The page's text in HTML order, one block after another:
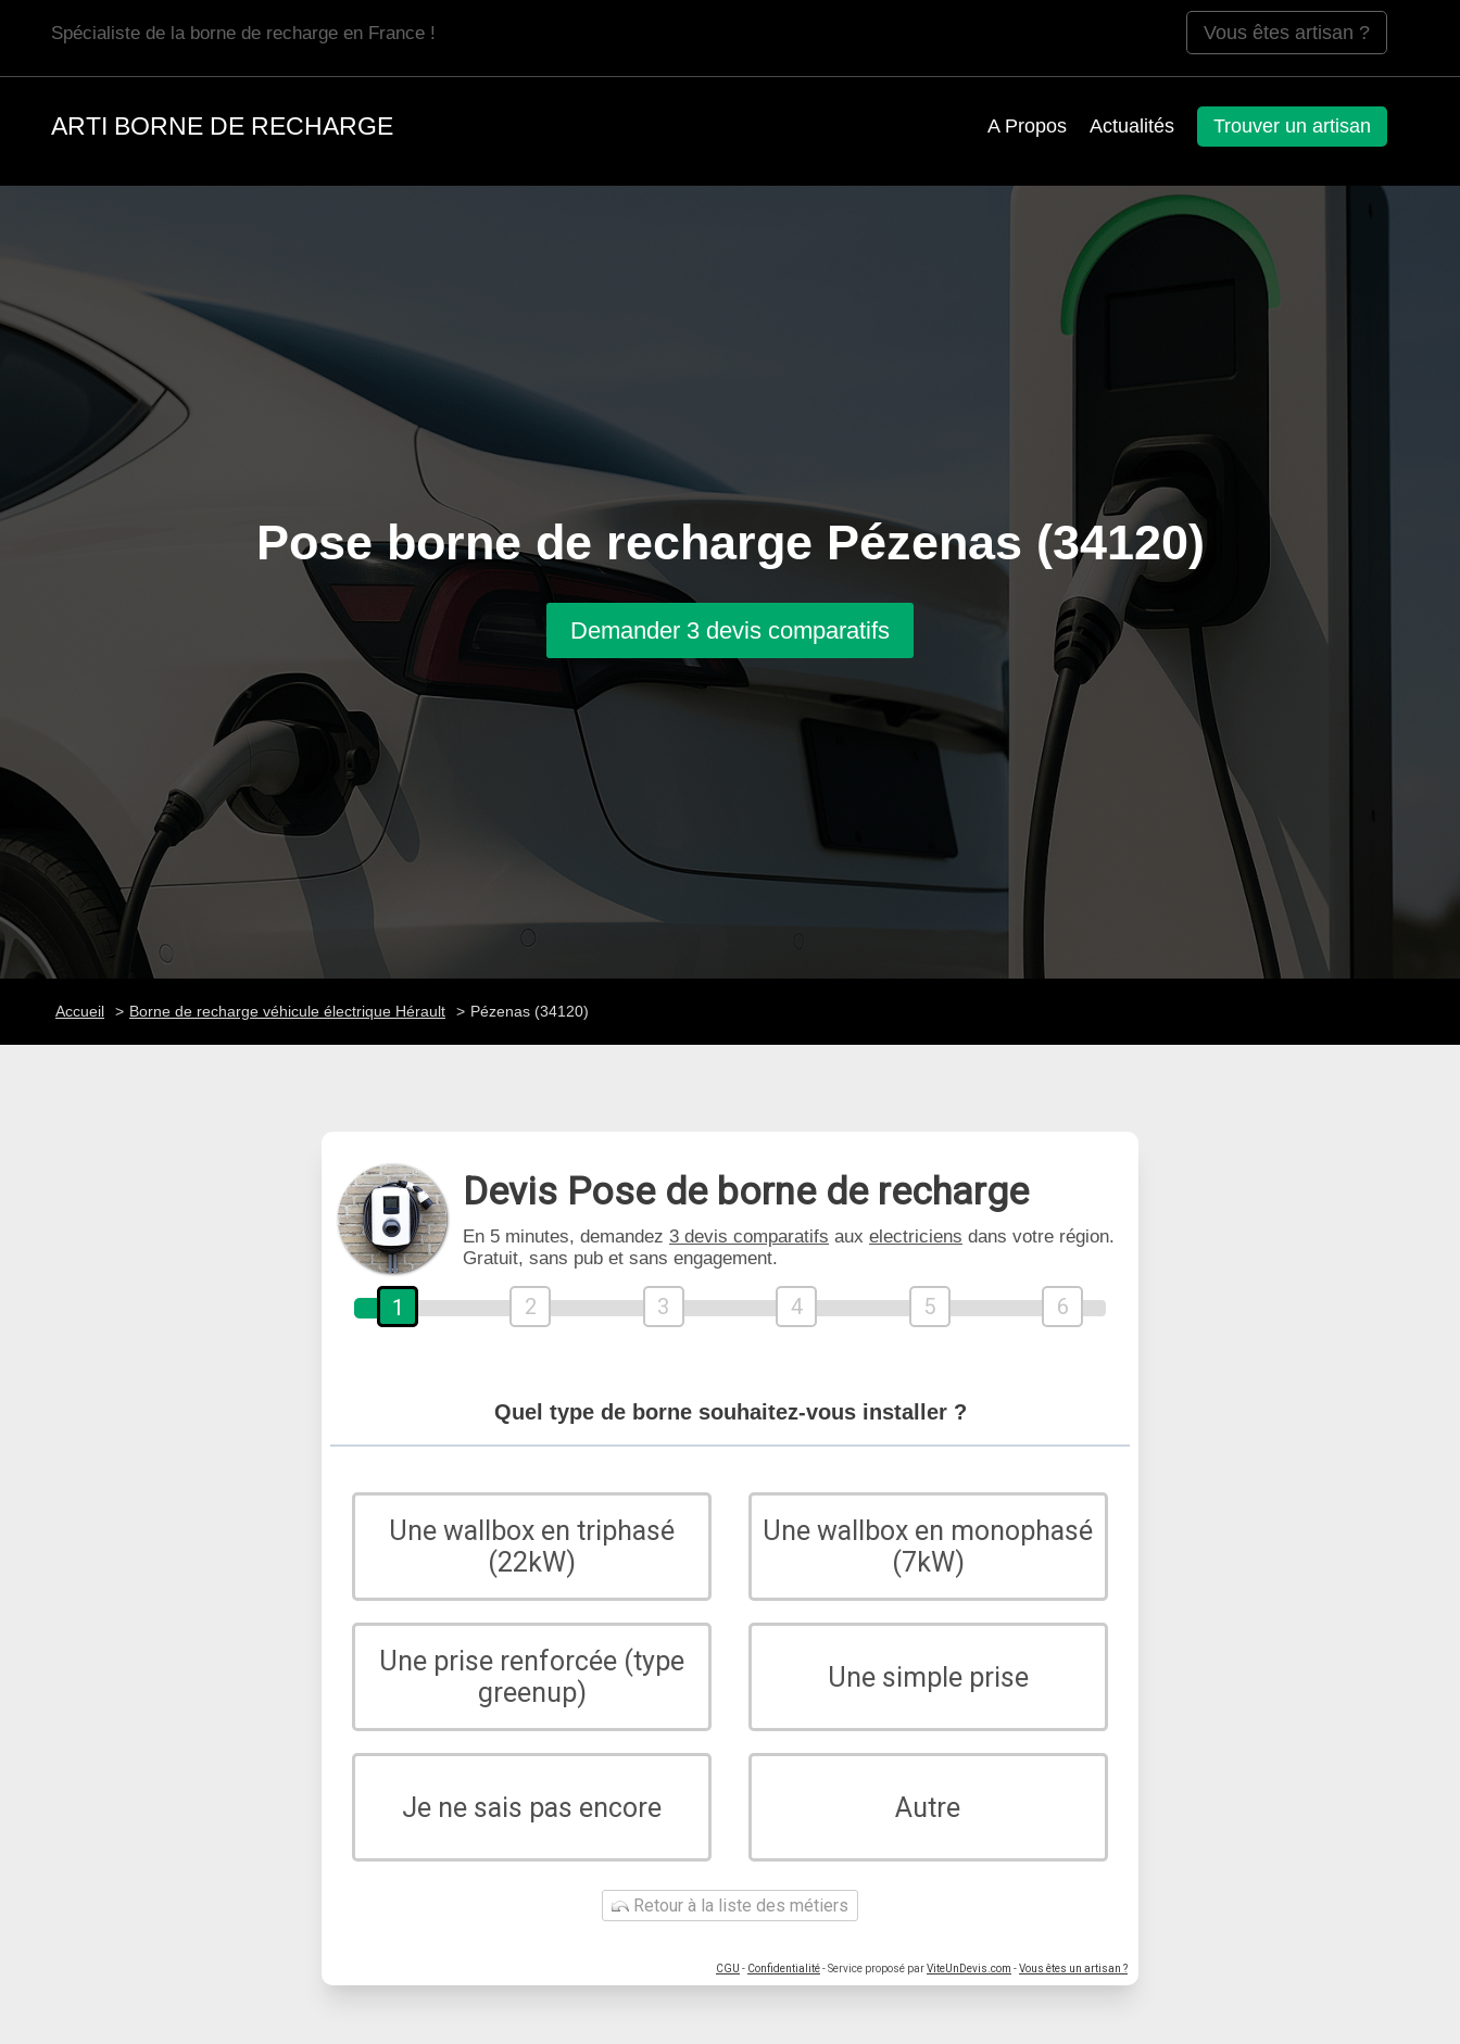
Spécialiste de la borne de recharge en France ! Vous êtes artisan ?
ARTI BORNE DE RECHARGE A Propos Actualités Trouver un artisan
Pose borne de recharge Pézenas (34120)
Demander 3 devis comparatifs
Accueil Borne de recharge véhicule électrique Hérault Pézenas (34120)
Devis Pose de borne de recharge
En 5 minutes, demandez 3 devis comparatifs aux electriciens dans votre région.
Gratuit, sans pub et sans engagement.
1 2 3 4 5 6
Quel type de borne souhaitez-vous installer ?
Une wallbox en triphasé
(22kW)
Une wallbox en monophasé
(7kW)
Une prise renforcée (type
greenup)
Une simple prise
Je ne sais pas encore Autre
Retour à la liste des métiers
CGU - Confidentialité- Service proposé parViteUnDevis.com -Vous êtes un artisan ?